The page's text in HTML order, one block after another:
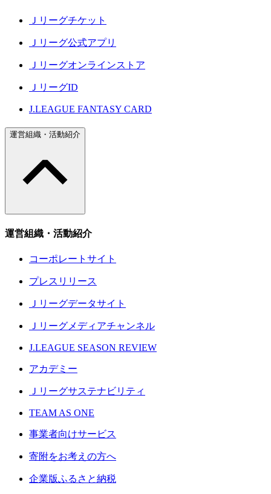
Ｊリーグチケット
Ｊリーグ公式アプリ
Ｊリーグオンラインストア
ＪリーグID
J.LEAGUE FANTASY CARD
運営組織・活動紹介
運営組織・活動紹介
コーポレートサイト
プレスリリース
Ｊリーグデータサイト
Ｊリーグメディアチャンネル
J.LEAGUE SEASON REVIEW
アカデミー
Ｊリーグサステナビリティ
TEAM AS ONE
事業者向けサービス
寄附をお考えの方へ
企業版ふるさと納税